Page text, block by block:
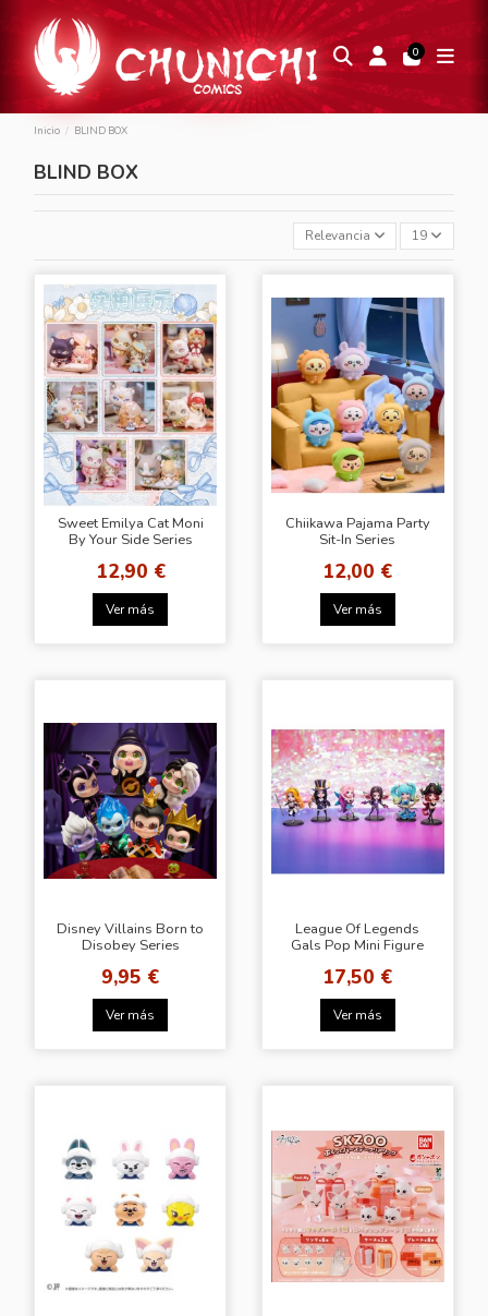
0
Inicio BLIND BOX
BLIND BOX
Relevancia 19
Sweet Emilya Cat Moni
By Your Side Series
12,90 €
Ver más
Chiikawa Pajama Party
Sit-In Series
12,00 €
Ver más
Disney Villains Born to
Disobey Series
9,95 €
Ver más
League Of Legends
Gals Pop Mini Figure
17,50 €
Ver más